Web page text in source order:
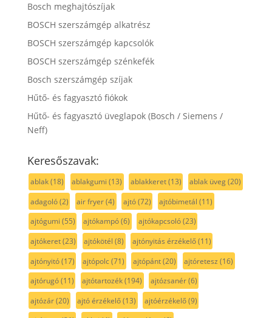
Bosch meghajtószíjak
BOSCH szerszámgép alkatrész
BOSCH szerszámgép kapcsolók
BOSCH szerszámgép szénkefék
Bosch szerszámgép szíjak
Hűtő- és fagyasztó fiókok
Hűtő- és fagyasztó üveglapok (Bosch / Siemens /
Neff)
Keresőszavak:
ablak(18) ablakgumi (13) ablakkeret(13) ablak üveg(20)
adagoló(2) air fryer(4) ajtó(72) ajtóbimetál (11)
ajtógumi (55) ajtókampó(6) ajtókapcsoló(23)
ajtókeret(23) ajtókötél (8) ajtónyitás érzékelő(11)
ajtónyitó(17) ajtópolc(71) ajtópánt(20) ajtóretesz (16)
ajtórugó(11) ajtótartozék(194) ajtózsanér(6)
ajtózár(20) ajtó érzékelő(13) ajtóérzékelő(9)